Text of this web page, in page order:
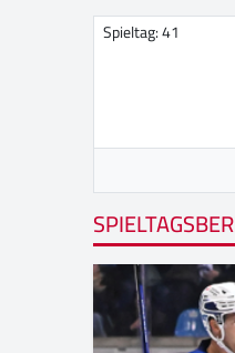
Spieltag: 41